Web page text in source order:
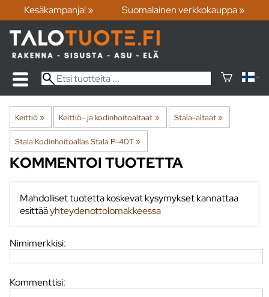
Kesäkampanja! » Suomalainen verkkokauppa »
Keittiö‪» Keittiö- ja kodinhoitoaltaat ‪» Stala-altaat‪»
Stala Kodinhoitoallas Stala P-40T‪»
KOMMENTOI TUOTETTA
Mahdolliset tuotetta koskevat kysymykset kannattaa
esittääyhteydenottolomakkeessa
Nimimerkkisi:
Kommenttisi: